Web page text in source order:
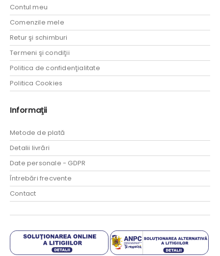
Contul meu
Comenzile mele
Retur şi schimburi
Termeni şi condiţii
Politica de confidenţialitate
Politica Cookies
Informaţii
Metode de plată
Detalii livrări
Date personale - GDPR
Întrebări frecvente
Contact